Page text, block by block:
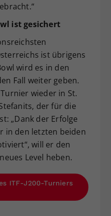
ist gesichert
ist übrigens
wird es in den
Fall weiter geben.
wieder in St.
der für die
„Dank der Erfolge
in den letzten beiden
will er den
Level heben.
ITF-J200-Turniers